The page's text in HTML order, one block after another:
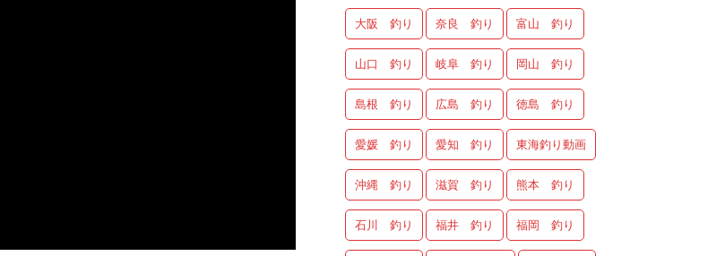
大阪 釣り 奈良 釣り 富山 釣り
山口 釣り 岐阜 釣り 岡山 釣り
島根 釣り 広島 釣り 徳島 釣り
愛媛 釣り 愛知 釣り 東海釣り動画
沖縄 釣り 滋賀 釣り 熊本 釣り
石川 釣り 福井 釣り 福岡 釣り